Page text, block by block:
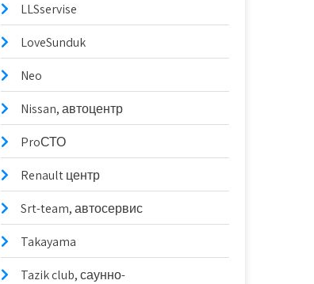
LLSservise
LoveSunduk
Neo
Nissan, автоцентр
ProСТО
Renault центр
Srt-team, автосервис
Takayama
Tazik club, саунно-